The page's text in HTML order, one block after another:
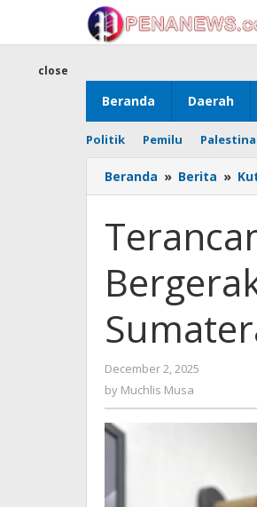
content
Beranda Daerah
Politik Pemilu Palestina
close
Beranda » Berita »
December 2, 2025
by Muchlis Musa